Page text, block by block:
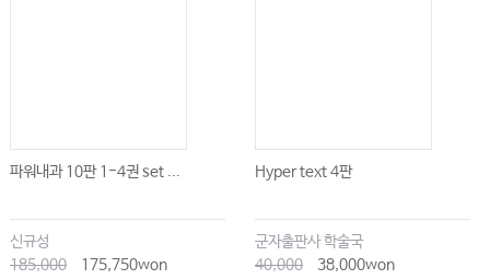
Chapter 85 개요와 분류
Chapter 86 타카야수동맥염
파워내과 10판 1-4권 set ...
신규성
185,000
175,750won
Hyper text 4판
군자출판사 학술국
40,000
38,000won